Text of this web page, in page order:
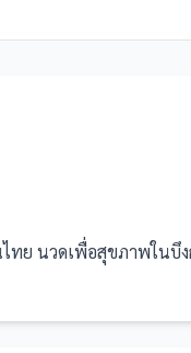
ย นวดเพื่อสุขภาพในบึ